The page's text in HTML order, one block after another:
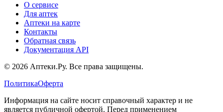
О сервисе
Для аптек
Аптеки на карте
Контакты
Обратная связь
Документация API
© 2026 Аптеки.Ру. Все права защищены.
ПолитикаОферта
Информация на сайте носит справочный характер и не
является публичной офертой. Перед применением